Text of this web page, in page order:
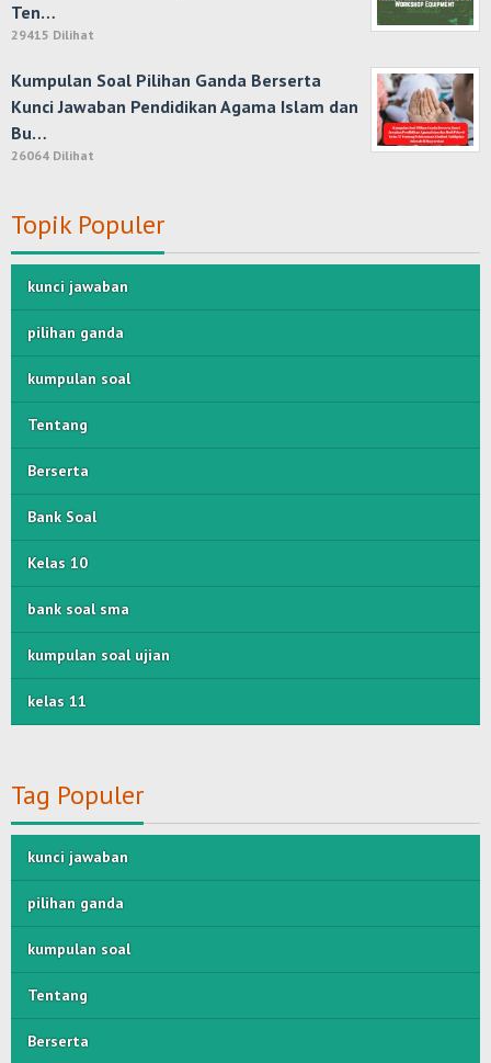
Ten…
29415 Dilihat
Kumpulan Soal Pilihan Ganda Berserta
Kunci Jawaban Pendidikan Agama Islam dan
Bu…
26064 Dilihat
Topik Populer
kunci jawaban
pilihan ganda
kumpulan soal
Tentang
Berserta
Bank Soal
Kelas 10
bank soal sma
kumpulan soal ujian
kelas 11
Tag Populer
kunci jawaban
pilihan ganda
kumpulan soal
Tentang
Berserta